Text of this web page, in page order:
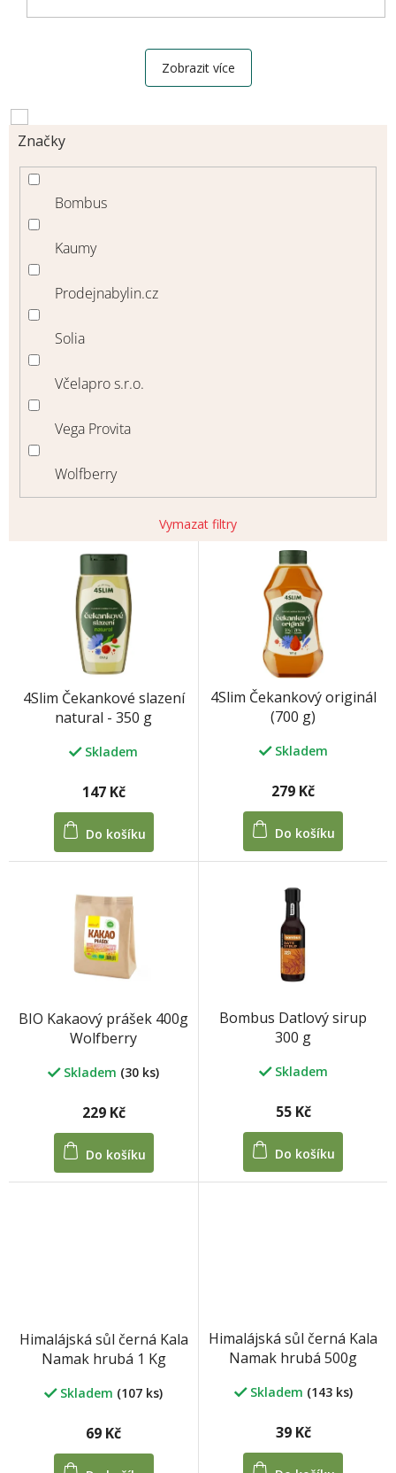
Značky
Bombus
Kaumy
Prodejnabylin.cz
Solia
Včelapro s.r.o.
Vega Provita
Wolfberry
Vymazat filtry
Zobrazit více
4Slim Čekankové slazení
natural - 350 g
Skladem
147 Kč
Do košíku
4Slim Čekankový originál
(700 g)
Skladem
279 Kč
Do košíku
BIO Kakaový prášek 400g
Wolfberry
Skladem (30 ks)
229 Kč
Do košíku
Bombus Datlový sirup
300 g
Skladem
55 Kč
Do košíku
Himalájská sůl černá Kala
Namak hrubá 1 Kg
Skladem (107 ks)
69 Kč
Himalájská sůl černá Kala
Namak hrubá 500g
Skladem (143 ks)
39 Kč